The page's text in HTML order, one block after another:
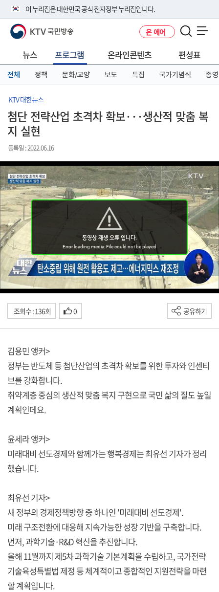
이 누리집은 대한민국 공식 전자정부 누리집입니다.
공식 누리집 주소 확인하기
니다.
이밖에 or.kr 또는 .kr등 다른 도메인 주소를 사용하고 있다면 아래 URL에
서 도메인 주소를 확인해 보세요
KTV 국민방송 온 에어
뉴스 프로그램 온라인콘텐츠 편성표
전체 정책 문화/교양 보도 특집 국가기념식 종영
KTV 대한뉴스
첨단 전략산업 초격차 확보···생산적 맞춤 복
지 실현
등록일 : 2022.06.16
조회수 : 136회 0 공유하기
김용민 앵커>
정부는 반도체 등 첨단산업의 초격차 확보를 위한 투자와 인센티
브를 강화합니다.
취약계층 중심의 생산적 맞춤 복지 구현으로 국민 삶의 질도 높일
계획인데요.
윤세라 앵커>
미래대비 선도경제와 함께가는 행복경제는 최유선 기자가 정리
했습니다.
최유선 기자>
새 정부의 경제정책방향 중 하나인 '미래대비 선도경제'.
미래 구조전환에 대응해 지속가능한 성장 기반을 구축합니다.
먼저, 과학기술·R&D 혁신을 추진합니다.
올해 11월까지 제5차 과학기술 기본계획을 수립하고, 국가전략
기술육성특별법 제정 등 체계적이고 종합적인 지원전략을 마련
할 계획입니다.